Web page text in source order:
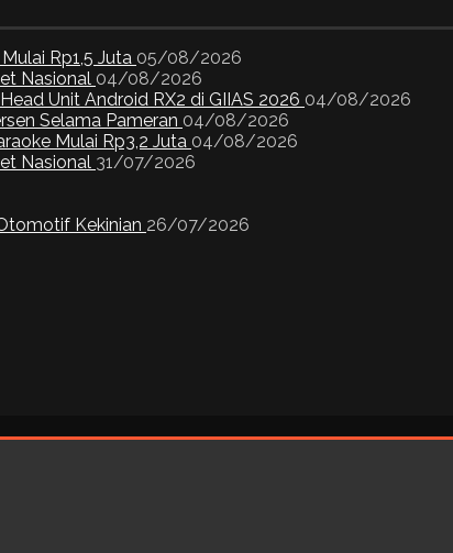
Rp1,5 Juta 05/08/2026
Nasional 04/08/2026
Unit Android RX2 di GIIAS 2026 04/08/2026
Selama Pameran 04/08/2026
Mulai Rp3,2 Juta 04/08/2026
Nasional 31/07/2026
Kekinian 26/07/2026